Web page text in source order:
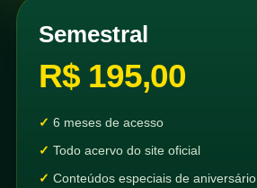
Semestral
R$ 195,00
6 meses de acesso
Todo acervo do site oficial
Conteúdos especiais de aniversário